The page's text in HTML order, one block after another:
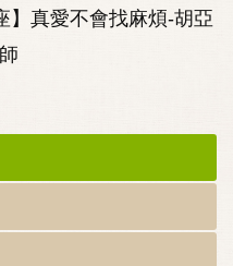
】真愛不會找麻煩-胡亞